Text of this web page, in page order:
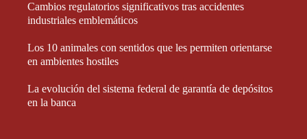
Cambios regulatorios significativos tras accidentes
industriales emblemáticos
Los 10 animales con sentidos que les permiten orientarse
en ambientes hostiles
La evolución del sistema federal de garantía de depósitos
en la banca